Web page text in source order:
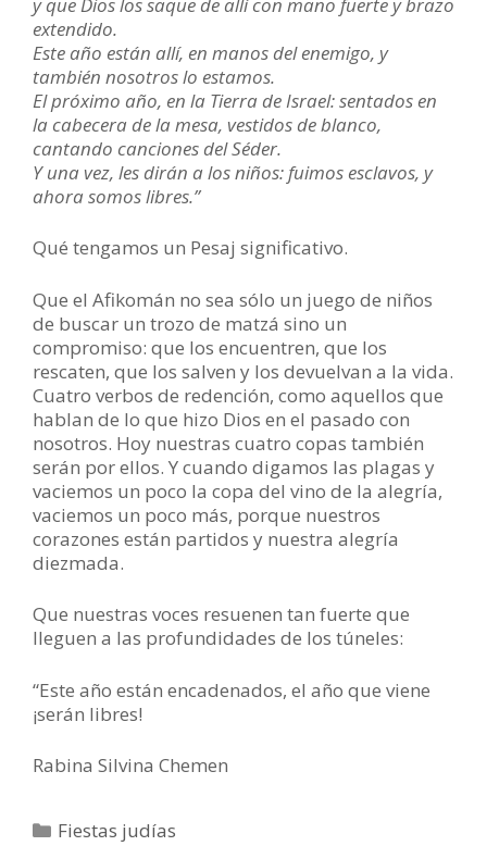
extendido.
Este año están allí, en manos del enemigo, y
también nosotros lo estamos.
El próximo año, en la Tierra de Israel: sentados en
la cabecera de la mesa, vestidos de blanco,
cantando canciones del Séder.
Y una vez, les dirán a los niños: fuimos esclavos, y
ahora somos libres.”
Qué tengamos un Pesaj significativo.
Que el Afikomán no sea sólo un juego de niños
de buscar un trozo de matzá sino un
compromiso: que los encuentren, que los
rescaten, que los salven y los devuelvan a la vida.
Cuatro verbos de redención, como aquellos que
hablan de lo que hizo Dios en el pasado con
nosotros. Hoy nuestras cuatro copas también
serán por ellos. Y cuando digamos las plagas y
vaciemos un poco la copa del vino de la alegría,
vaciemos un poco más, porque nuestros
corazones están partidos y nuestra alegría
diezmada.
Que nuestras voces resuenen tan fuerte que
lleguen a las profundidades de los túneles:
“Este año están encadenados, el año que viene
¡serán libres!
Rabina Silvina Chemen
Categorías
Fiestas judías